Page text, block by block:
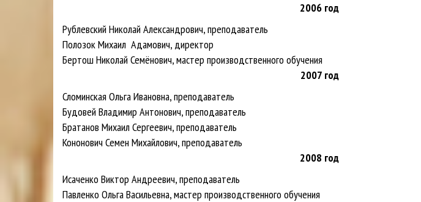
2006 год
Рублевский Николай Александрович, преподаватель
Полозок Михаил Адамович, директор
Бертош Николай Семёнович, мастер производственного обучения
2007 год
Сломинская Ольга Ивановна, преподаватель
Будовей Владимир Антонович, преподаватель
Братанов Михаил Сергеевич, преподаватель
Кононович Семен Михайлович, преподаватель
2008 год
Исаченко Виктор Андреевич, преподаватель
Павленко Ольга Васильевна, мастер производственного обучения